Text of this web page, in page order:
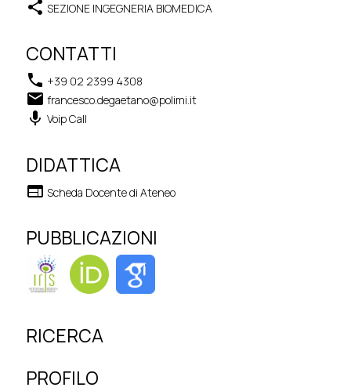
share SEZIONE INGEGNERIA BIOMEDICA
CONTATTI
phone +39 02 2399 4308
email francesco.degaetano@polimi.it
keyboard_voice Voip Call
DIDATTICA
web Scheda Docente di Ateneo
PUBBLICAZIONI
RICERCA
PROFILO